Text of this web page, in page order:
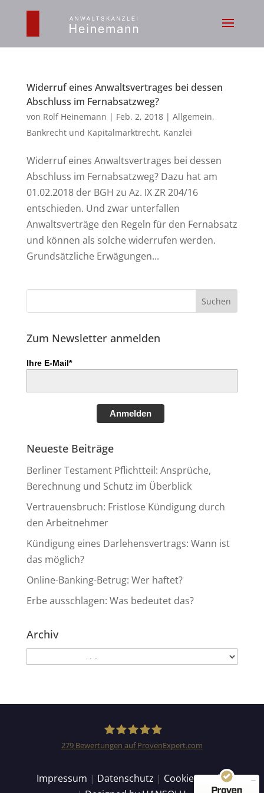
Widerruf eines Anwaltsvertrages bei dessen
Abschluss im Fernabsatzweg?
von Rolf Heinemann | Feb. 2, 2018| Allgemein,
Bankrecht und Kapitalmarktrecht, Kanzlei
Widerruf eines Anwaltsvertrages bei dessen
Abschluss im Fernabsatzweg? Dazu hat am
01.02.2018 der BGH zu Az. IX ZR 204/16
entschieden. Und zwar unterfallen
Anwaltsverträge den Regeln für den Fernabsatz
und können als solche widerrufen werden.
Grundsätzliche Erwägungen...
Zum Newsletter anmelden
Ihre E-Mail*
Anmelden
Neueste Beiträge
Berliner Testament Pflichtteil: Ansprüche,
Berechnung und Schutz im Überblick
Vertrauensbruch: Fristlose Kündigung durch
den Arbeitnehmer
Kündigung eines Darlehensvertrags: Wann ist
das möglich?
Online-Banking-Betrug: Wer haftet?
Erbe ausschlagen: Was bedeutet das?
Archiv
279Bewertungen auf ProvenExpert.com
Impressum | Datenschutz | Cookie Details
Anwaltskanzlei Heinemann & Rummel GbR
Empfehlungen auf
SEHR GUT
155
124